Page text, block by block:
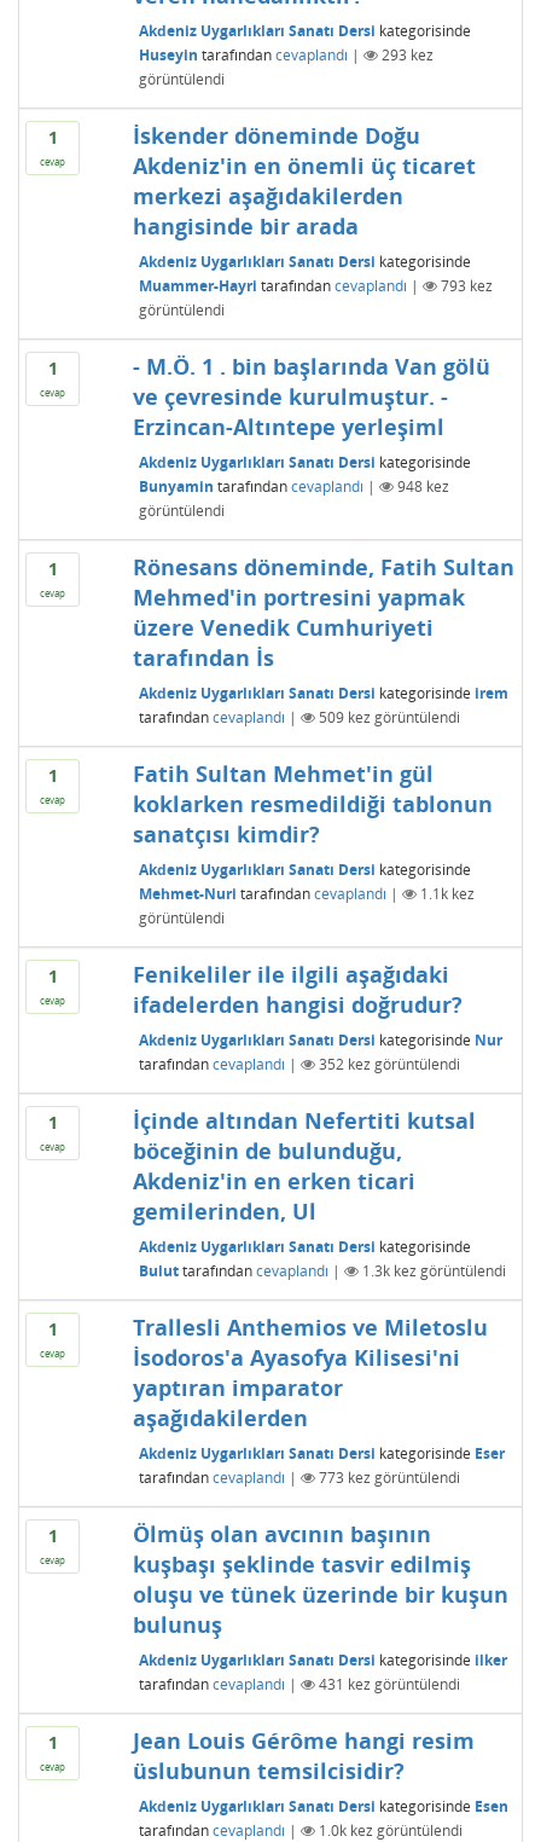
Akdeniz Uygarlıkları Sanatı Dersi kategorisinde
Huseyin tarafından cevaplandı | 293 kez
görüntülendi
1
cevap
İskender döneminde Doğu
Akdeniz'in en önemli üç ticaret
merkezi aşağıdakilerden
hangisinde bir arada
Akdeniz Uygarlıkları Sanatı Dersi kategorisinde
Muammer-Hayri tarafından cevaplandı | 793 kez
görüntülendi
1
cevap
- M.Ö. 1 . bin başlarında Van gölü
ve çevresinde kurulmuştur. -
Erzincan-Altıntepe yerleşiml
Akdeniz Uygarlıkları Sanatı Dersi kategorisinde
Bunyamin tarafından cevaplandı | 948kez
görüntülendi
1
cevap
Rönesans döneminde, Fatih Sultan
Mehmed'in portresini yapmak
üzere Venedik Cumhuriyeti
tarafından İs
Akdeniz Uygarlıkları Sanatı Dersi kategorisinde irem
tarafından cevaplandı | 509kez görüntülendi
1
cevap
Fatih Sultan Mehmet'in gül
koklarken resmedildiği tablonun
sanatçısı kimdir?
Akdeniz Uygarlıkları Sanatı Dersi kategorisinde
Mehmet-Nuri tarafından cevaplandı | 1.1kkez
görüntülendi
1
cevap
Fenikeliler ile ilgili aşağıdaki
ifadelerden hangisi doğrudur?
Akdeniz Uygarlıkları Sanatı Dersi kategorisinde Nur
tarafından cevaplandı | 352kez görüntülendi
1
cevap
İçinde altından Nefertiti kutsal
böceğinin de bulunduğu,
Akdeniz'in en erken ticari
gemilerinden, Ul
Akdeniz Uygarlıkları Sanatı Dersi kategorisinde
Bulut tarafından cevaplandı | 1.3kkez görüntülendi
1
cevap
Trallesli Anthemios ve Miletoslu
İsodoros'a Ayasofya Kilisesi'ni
yaptıran imparator
aşağıdakilerden
Akdeniz Uygarlıkları Sanatı Dersi kategorisinde Eser
tarafından cevaplandı | 773 kez görüntülendi
1
cevap
Ölmüş olan avcının başının
kuşbaşı şeklinde tasvir edilmiş
oluşu ve tünek üzerinde bir kuşun
bulunuş
Akdeniz Uygarlıkları Sanatı Dersi kategorisinde ilker
tarafından cevaplandı | 431 kez görüntülendi
1
cevap
Jean Louis Gérôme hangi resim
üslubunun temsilcisidir?
Akdeniz Uygarlıkları Sanatı Dersi kategorisinde Esen
tarafından cevaplandı | 1.0kkez görüntülendi